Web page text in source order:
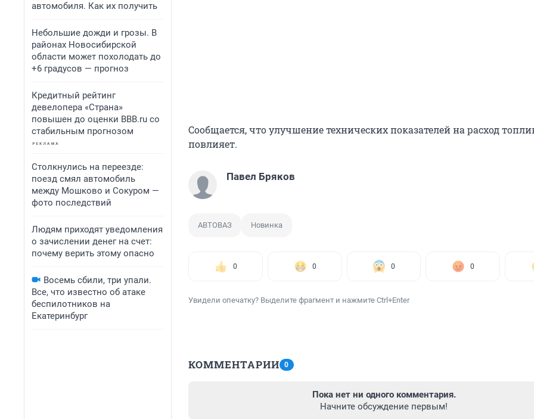
автомобиля. Как их получить
Небольшие дожди и грозы. В
районах Новосибирской
области может похолодать до
+6 градусов — прогноз
Кредитный рейтинг
девелопера «Страна»
повышен до оценки BBB.ru со
стабильным прогнозом
Столкнулись на переезде:
поезд смял автомобиль
между Мошково и Сокуром —
фото последствий
Людям приходят уведомления
о зачислении денег на счет:
почему верить этому опасно
Восемь сбили, три упали.
Все, что известно об атаке
беспилотников на
Екатеринбург
Сообщается, что улучшение технических показателей на расход
повлияет.
Павел Бряков
АВТОВАЗ Новинка
0 0 0 0
Увидели опечатку? Выделите фрагмент и нажмите Ctrl+Enter
КОММЕНТАРИИ 0
Пока нет ни одного комментария.
Начните обсуждение первым!